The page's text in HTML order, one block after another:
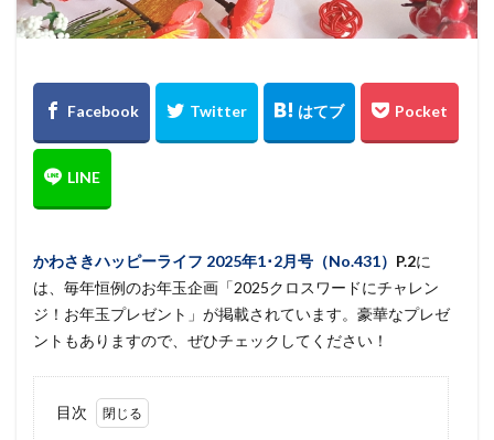
かわさきハッピーライフ 2025年1･2月号（No.431） P.2に
は、毎年恒例のお年玉企画「2025クロスワードにチャレン
ジ！お年玉プレゼント」が掲載されています。豪華なプレゼ
ントもありますので、ぜひチェックしてください！
目次